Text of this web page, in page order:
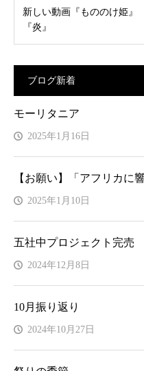
新しい動画『もののけ姫』
『炎』
ブログ新着
モーリタニア
2025年1月16日
【お願い】「アフリカに
2025年1月10日
五社中プロジェクト完売
2024年12月8日
10月振り返り
2024年10月27日